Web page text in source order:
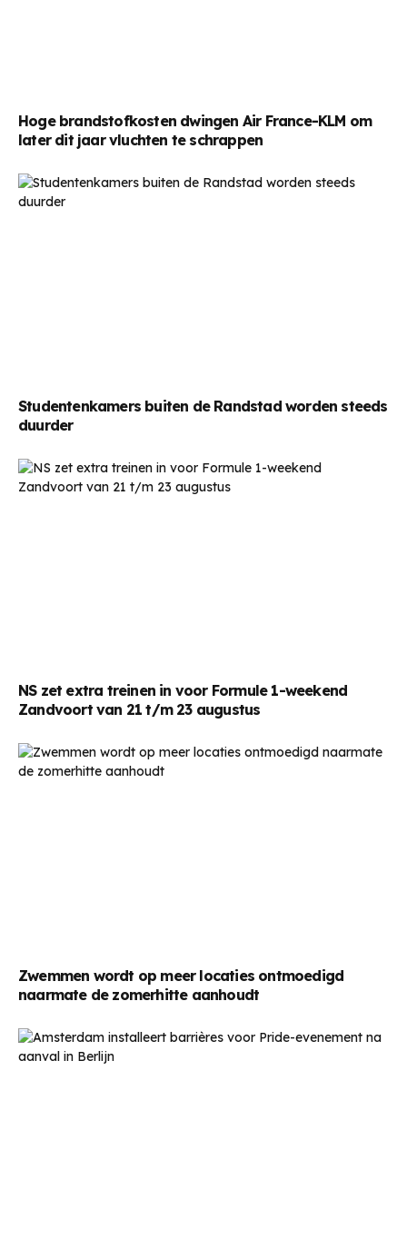
Hoge brandstofkosten dwingen Air France-KLM om
later dit jaar vluchten te schrappen
Studentenkamers buiten de Randstad worden steeds
duurder
NS zet extra treinen in voor Formule 1-weekend
Zandvoort van 21 t/m 23 augustus
Zwemmen wordt op meer locaties ontmoedigd
naarmate de zomerhitte aanhoudt